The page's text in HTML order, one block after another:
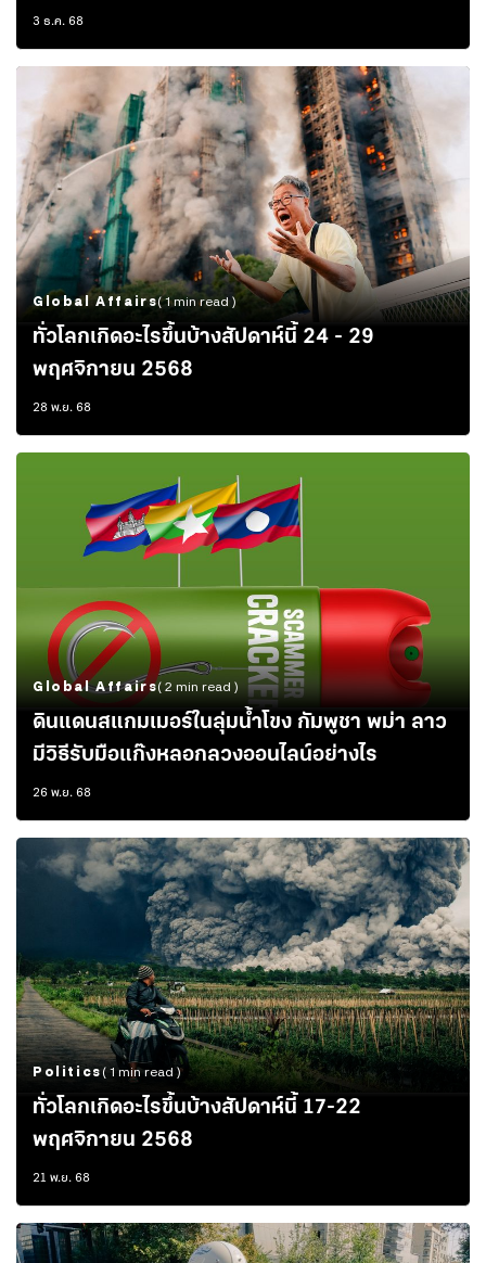
ประดิษฐ์ของเอเชียแปซิฟิก’
3 ธ.ค. 68
Global Affairs( 1 min read )
ทั่วโลกเกิดอะไรขึ้นบ้างสัปดาห์นี้ 24 - 29
พฤศจิกายน 2568
28 พ.ย. 68
Global Affairs( 2 min read )
ดินแดนสแกมเมอร์ในลุ่มน้ำโขง กัมพูชา พม่า ลาว
มีวิธีรับมือแก๊งหลอกลวงออนไลน์อย่างไร
26 พ.ย. 68
Politics( 1 min read )
ทั่วโลกเกิดอะไรขึ้นบ้างสัปดาห์นี้ 17-22
พฤศจิกายน 2568
21 พ.ย. 68